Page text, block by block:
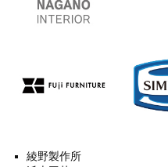
綾野製作所